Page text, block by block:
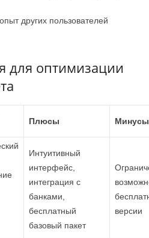
опыт других пользователей
для оптимизации
Плюсы Минусы
Интуитивный
интерфейс,
интеграция с
банками,
бесплатный
базовый пакет
версии